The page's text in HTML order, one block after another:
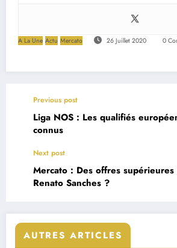
A La Une Actu Mercato 26 Juillet 2020 0
Previous post
Liga NOS : Les qualifiés
connus
Next post
Mercato : Des offres
Renato Sanches ?
AUTRES ARTICLES